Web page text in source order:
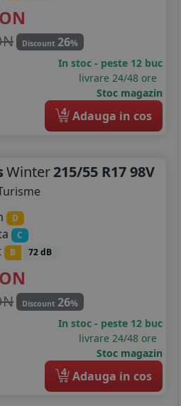
Discount 26%
In stoc - peste 12 buc
livrare 24/48 ore
Stoc magazin
4 Adauga in cos
Winter215/55 R17 98V
D
C
B 72 dB
Discount 26%
In stoc - peste 12 buc
livrare 24/48 ore
Stoc magazin
4 Adauga in cos